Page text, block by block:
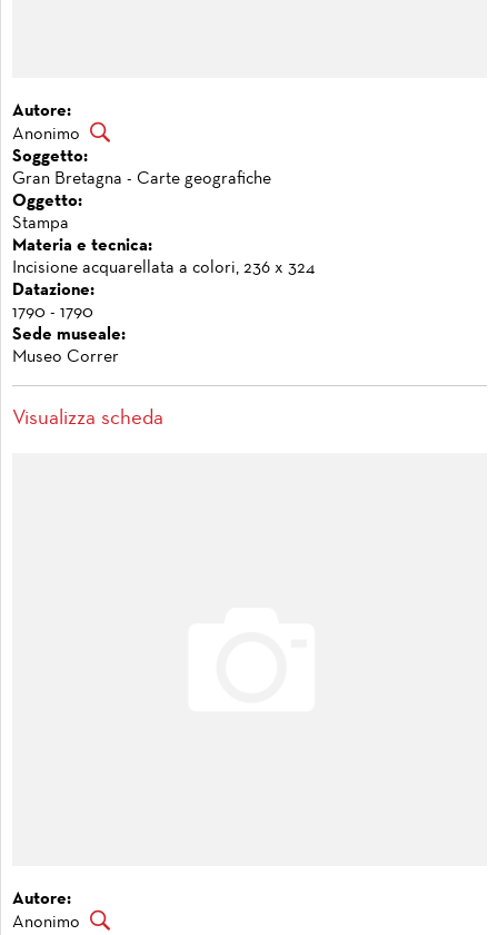
Autore:
Anonimo
Soggetto:
Gran Bretagna - Carte geografiche
Oggetto:
Stampa
Materia e tecnica:
Incisione acquarellata a colori, 236 x 324
Datazione:
1790 - 1790
Sede museale:
Museo Correr
Visualizza scheda
Autore:
Anonimo